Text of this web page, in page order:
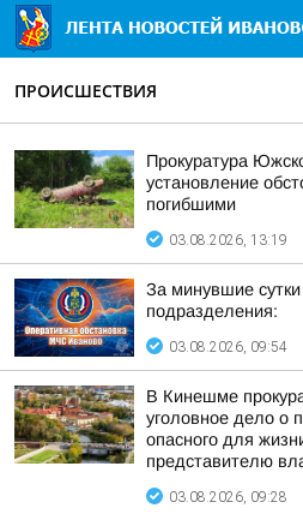
ПРОИСШЕСТВИЯ
Прокуратура
установление
погибшими
03.08.2026, 13:19
За минувшие
подразделения:
03.08.2026, 09:54
В Кинешме
уголовное дело о
опасного для
представителю
03.08.2026, 09:28